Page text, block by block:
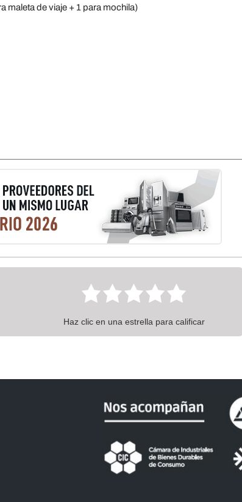
maleta de viaje + 1 para mochila)
Haz clic en una estrella para calificar